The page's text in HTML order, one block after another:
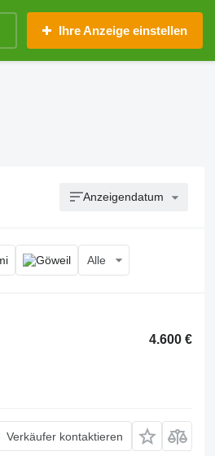
Ihre Anzeige einstellen
Anzeigendatum
Alle
4.600 €
Verkäufer kontaktieren